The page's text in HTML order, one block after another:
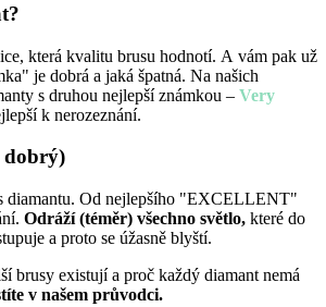
která kvalitu brusu hodnotí. A vám pak už
je dobrá a jaká špatná. Na našich
s druhou nejlepší známkou – Very
k nerozeznání.
dobrý)
diamantu. Od nejlepšího "EXCELLENT"
Odráží (téměr) všechno světlo,které do
a proto se úžasně blyští.
brusy existují a proč každý diamant nemá
v našem průvodci.